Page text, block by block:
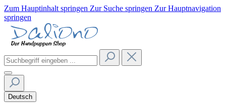
Zum Hauptinhalt springen Zur Suche springen Zur Hauptnavigation
springen
Deutsch